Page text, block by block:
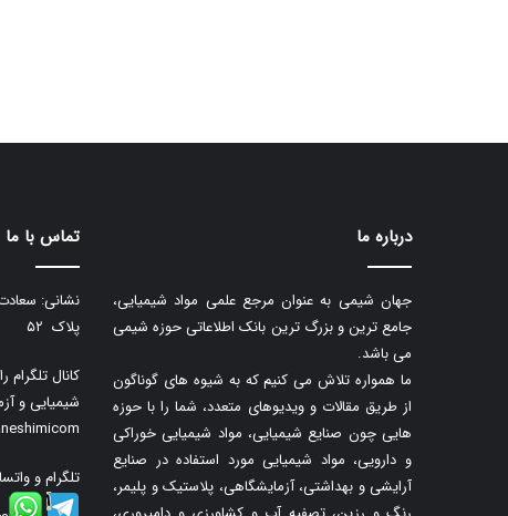
درباره ما
جهان شیمی به عنوان مرجع علمی مواد شیمیایی،
جامع ترین و بزرگ ترین بانک اطلاعاتی حوزه شیمی
می باشد.
ما همواره تلاش می کنیم که به شیوه های گوناگون
از طریق مقالات و ویدیوهای متعدد، شما را با حوزه
هایی چون صنایع شیمیایی، مواد شیمیایی خوراکی
و دارویی، مواد شیمیایی مورد استفاده در صنایع
آرایشی و بهداشتی، آزمایشگاهی، پلاستیک و پلیمر،
تماس با ما
نشانی:
پلاک ۵۲
کانال
شیمیایی و
تلگرام و